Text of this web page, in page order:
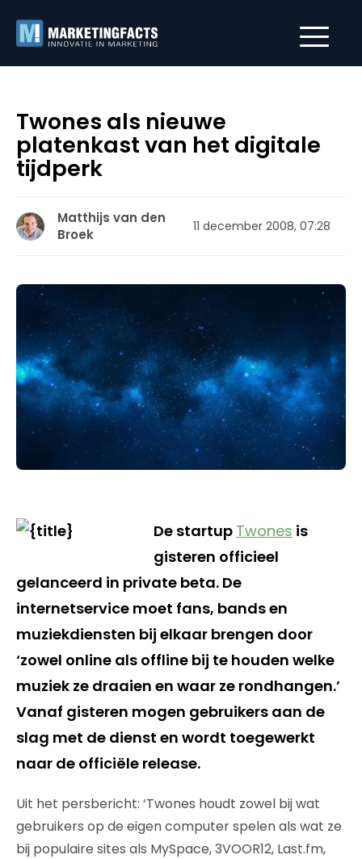
Twones als nieuwe
platenkast van het digitale
tijdperk
Matthijs van den
Broek
11 december 2008, 07:28
De startup Twones is
gisteren officieel
gelanceerd in private beta. De
internetservice moet fans, bands en
muziekdiensten bij elkaar brengen door
‘zowel online als offline bij te houden welke
muziek ze draaien en waar ze rondhangen.’
Vanaf gisteren mogen gebruikers aan de
slag met de dienst en wordt toegewerkt
naar de officiële release.
Uit het persbericht: ‘Twones houdt zowel bij wat
gebruikers op de eigen computer spelen als wat ze
bij populaire sites als MySpace, 3VOOR12, Last.fm,